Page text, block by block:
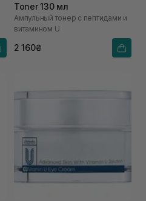
Toner 130 мл
Ампульный тонер с пептидами и
витамином U
2 160₴